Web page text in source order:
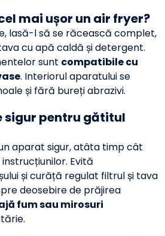
mai ușor un air fryer?
lasă-l să se răcească complet,
cu apă caldă și detergent.
sunt compatibile cu
. Interiorul aparatului se
și fără bureți abrazivi.
sigur pentru gătitul
aparat sigur, atâta timp cât
Evită
și curăță regulat filtrul și tava
deosebire de prăjirea
fum sau mirosuri